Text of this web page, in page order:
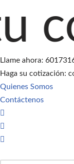
al
Llame ahora:
Haga su cotización:
Quienes Somos
Contáctenos